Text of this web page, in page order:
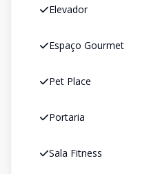
Elevador
Espaço Gourmet
Pet Place
Portaria
Sala Fitness